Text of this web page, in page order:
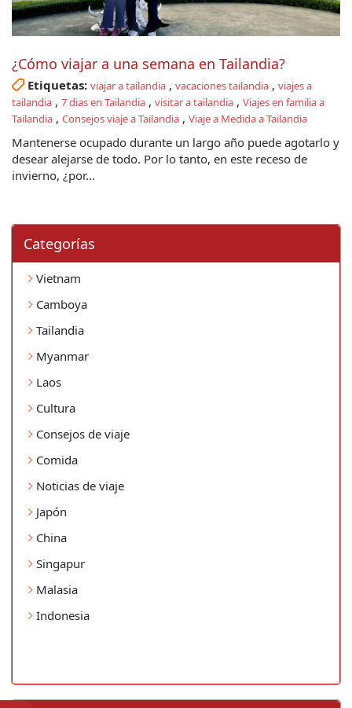
¿Cómo viajar a una semana en Tailandia?
Etiquetas: viajar a tailandia , vacaciones tailandia , viajes a
tailandia , 7 dias en Tailandia , visitar a tailandia , Viajes en familia a
Tailandia , Consejos viaje a Tailandia , Viaje a Medida a Tailandia
Mantenerse ocupado durante un largo año puede agotarlo y
desear alejarse de todo. Por lo tanto, en este receso de
invierno, ¿por...
Categorí­as
Vietnam
Camboya
Tailandia
Myanmar
Laos
Cultura
Consejos de viaje
Comida
Noticias de viaje
Japón
China
Singapur
Malasia
Indonesia